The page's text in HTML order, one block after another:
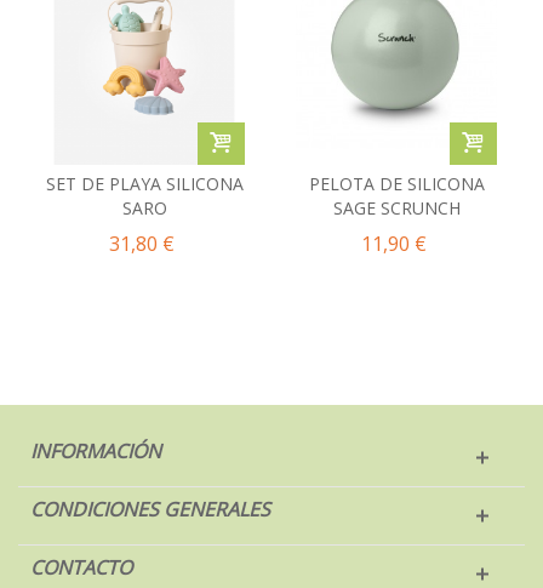
SET DE PLAYA SILICONA
SARO
31,80 €
PELOTA DE SILICONA
SAGE SCRUNCH
11,90 €
INFORMACIÓN
CONDICIONES GENERALES
CONTACTO